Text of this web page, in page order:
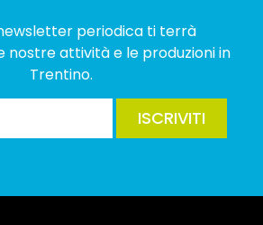
periodica ti terrà
nostre attività e le produzioni in
Trentino.
ISCRIVITI